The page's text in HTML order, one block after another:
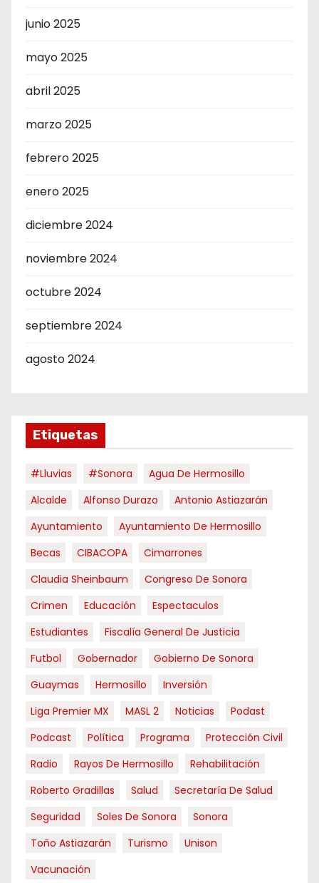
junio 2025
mayo 2025
abril 2025
marzo 2025
febrero 2025
enero 2025
diciembre 2024
noviembre 2024
octubre 2024
septiembre 2024
agosto 2024
Etiquetas
#Lluvias #Sonora
Agua De Hermosillo
Alcalde
Alfonso Durazo
Antonio Astiazarán
Ayuntamiento
Ayuntamiento De Hermosillo
Becas
CIBACOPA
Cimarrones
Claudia Sheinbaum
Congreso De Sonora
Crimen
Educación
Espectaculos
Estudiantes
Fiscalía General De Justicia
Futbol
Gobernador
Gobierno De Sonora
Guaymas
Hermosillo
Inversión
Liga Premier MX
MASL 2 Noticias
Podast
Podcast
Política Programa
Protección Civil
Radio
Rayos De Hermosillo
Rehabilitación
Roberto Gradillas
Salud
Secretaría De Salud
Seguridad
Soles De Sonora
Sonora
Toño Astiazarán
Turismo
Unison
Vacunación